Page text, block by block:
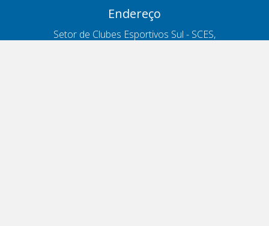
Endereço
Setor de Clubes Esportivos Sul - SCES,